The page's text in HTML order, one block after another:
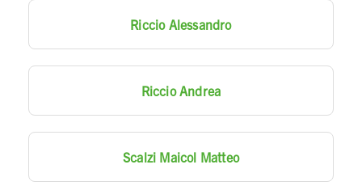
Riccio Alessandro
Riccio Andrea
Scalzi Maicol Matteo